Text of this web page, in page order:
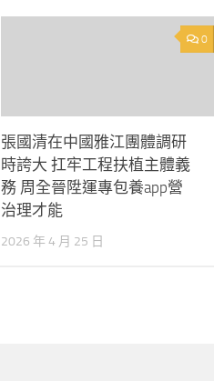
0
張國清在中國雅江團體調研
時誇大 扛牢工程扶植主體義
務 周全晉陞運專包養app營
治理才能
2026 年 4 月 25 日